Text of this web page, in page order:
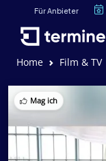
Für Anbieter
Home Film & TV
Mag ich